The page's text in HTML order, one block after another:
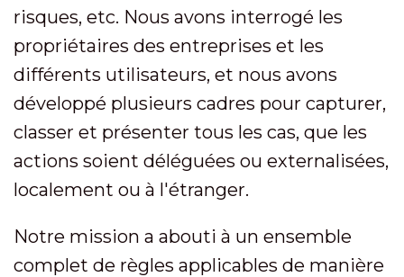
risques, etc. Nous avons interrogé les
propriétaires des entreprises et les
différents utilisateurs, et nous avons
développé plusieurs cadres pour capturer,
classer et présenter tous les cas, que les
actions soient déléguées ou externalisées,
localement ou à l'étranger.
Notre mission a abouti à un ensemble
complet de règles applicables de manière